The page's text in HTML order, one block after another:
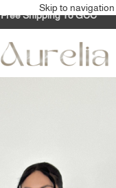
Skip to navigation
Free Shipping To GCC